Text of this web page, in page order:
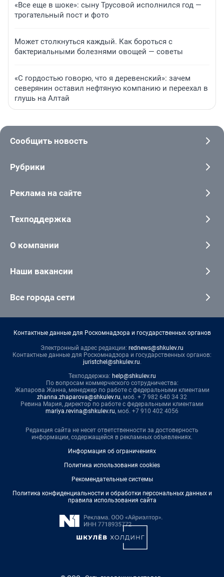
«Все еще в шоке»: сыну Трусовой исполнился год —
трогательный пост и фото
Может столкнуться каждый. Как бороться с
бактериальными болезнями овощей — советы
«С гордостью говорю, что я деревенский»: зачем
северянин оставил нефтяную компанию и переехал в
глушь на Алтай
Сообщить новость
Рубрики
Реклама на сайте
Техподдержка
О компании
Наши вакансии
Все города сети
Контактные данные для Роскомнадзора и государственных органов
Электронный адрес редакции: rednews@shkulev.ru
Контактные данные для Роскомнадзора и государственных органов:
juristchel@shkulev.ru.
Техподдержка: help@shkulev.ru
По вопросам коммерческого сотрудничества:
Жапарова Жанна, менеджер по работе с федеральными клиентами
zhanna.zhaparova@shkulev.ru, моб. + 7 982 640 34 32
Ревина Мария, директор по работе с федеральными клиентами
mariya.revina@shkulev.ru, моб. +7 910 402 4056
Редакция сайта не несет ответственности за достоверность
информации, содержащейся в рекламных объявлениях.
Информация об ограничениях
Политика использования cookies
Рекомендательные системы
Политика конфиденциальности и обработки персональных данных и
правила использования сайта